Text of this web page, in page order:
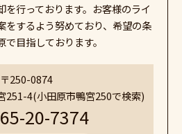
を行っております。お客様のライ
をするよう努めており、希望の条
目指しております。
〒250-0874
251-4(小田原市鴨宮250で検索)
20-7374